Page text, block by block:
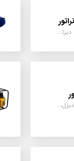
موتور برق بنزینی، دیزلی ، گازی ، سه گانه سوز
تیلر بنزینی ، تیلر دیزل، تیلر چهار چرخ، تیلر مزرعه و کشاورزی